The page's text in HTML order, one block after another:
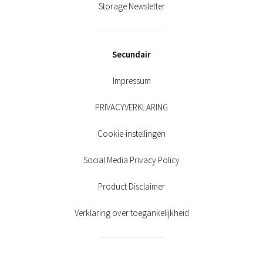
Storage Newsletter
Secundair
Impressum
PRIVACYVERKLARING
Cookie-instellingen
Social Media Privacy Policy
Product Disclaimer
Verklaring over toegankelijkheid